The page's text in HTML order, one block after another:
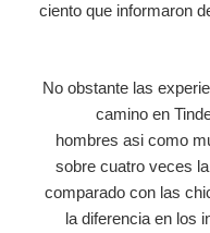
ciento que informaron
No obstante las
camino en
hombres asi­ como
sobre cuatro veces
comparado con las
la diferencia en los